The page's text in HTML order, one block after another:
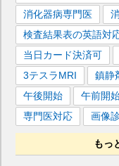
消化器病専門医
検査結果表の英語対
当日カード決済可
3テスラMRI
鎮静
午後開始
午前開
専門医対応
画像
もっ